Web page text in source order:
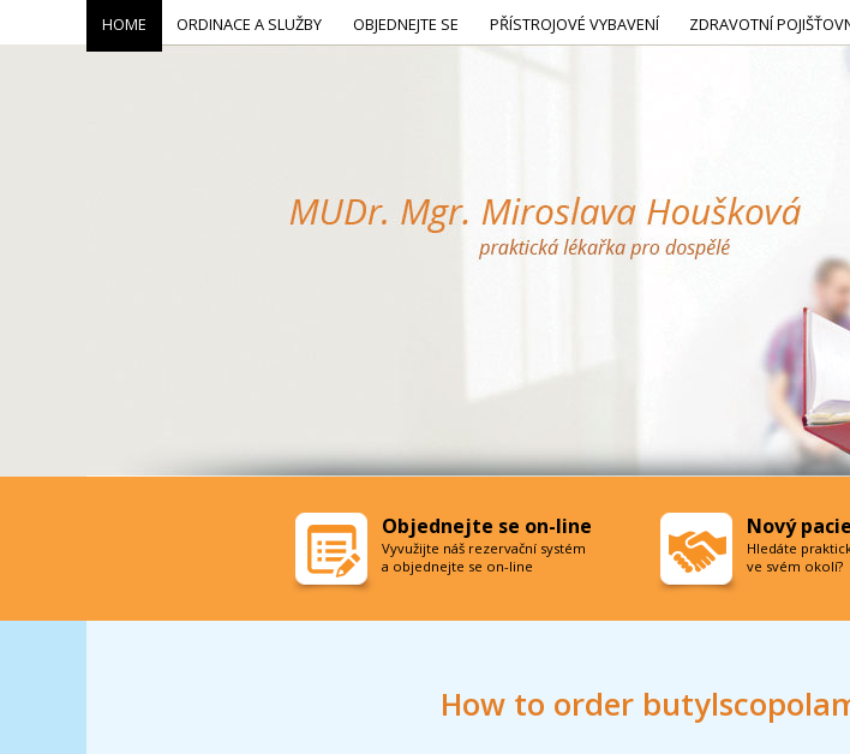
How to order
HOME ORDINACE A SLUŽBY OBJEDNEJTE SE PŘÍSTROJOVÉ VYBAVENÍ ZDRAVOTNÍ
Objednejte se on-line
Vyvužijte náš rezervační systém
a objednejte se on-line
Nový
Hledáte
ve svém okolí?